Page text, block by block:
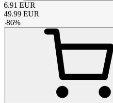
6.91 EUR
49.99 EUR
-86%